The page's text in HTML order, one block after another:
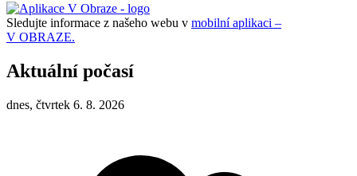
Sledujte informace z našeho webu v mobilní aplikaci –
V OBRAZE.
Aktuální počasí
dnes, čtvrtek 6. 8. 2026